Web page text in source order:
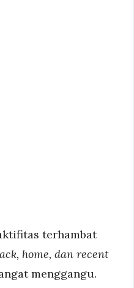
terhambat
home, dan recent
menggangu.